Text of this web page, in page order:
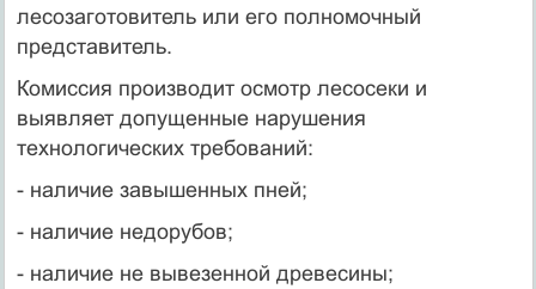
лесозаготовитель или его полномочный
представитель.
Комиссия производит осмотр лесосеки и
выявляет допущенные нарушения
технологических требований:
- наличие завышенных пней;
- наличие недорубов;
- наличие не вывезенной древесины;